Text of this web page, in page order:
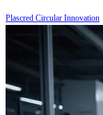
Plascred Circular Innovation